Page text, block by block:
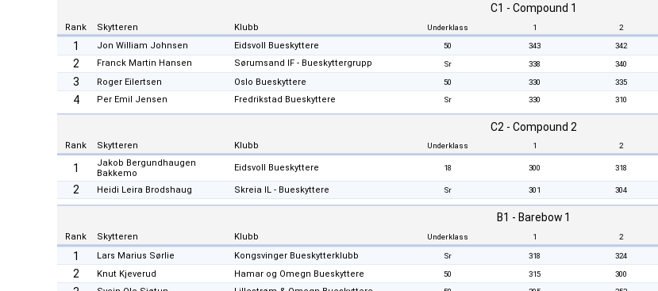
C1 - Compound 1
Rank Skytteren Klubb Underklass 1 2
1 Jon William Johnsen Eidsvoll Bueskyttere 50 343 342
2 Franck Martin Hansen Sørumsand IF - Bueskyttergrupp Sr 338 340
3 Roger Eilertsen Oslo Bueskyttere 50 330 335
4 Per Emil Jensen Fredrikstad Bueskyttere Sr 330 310
C2 - Compound 2
Rank Skytteren Klubb Underklass 1 2
1
Jakob Bergundhaugen
Bakkemo
Eidsvoll Bueskyttere 18 300 318
2 Heidi Leira Brodshaug Skreia IL - Bueskyttere Sr 301 304
B1 - Barebow 1
Rank Skytteren Klubb Underklass 1 2
1 Lars Marius Sørlie Kongsvinger Bueskytterklubb Sr 318 324
2 Knut Kjeverud Hamar og Omegn Bueskyttere 50 315 300